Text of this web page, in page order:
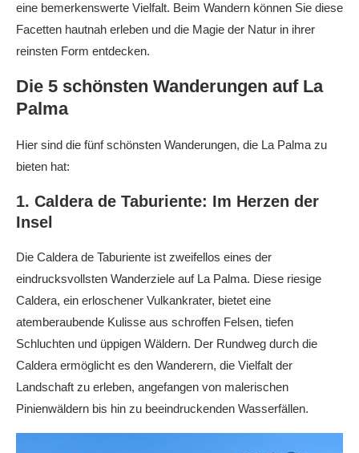
eine bemerkenswerte Vielfalt. Beim Wandern können Sie diese
Facetten hautnah erleben und die Magie der Natur in ihrer
reinsten Form entdecken.
Die 5 schönsten Wanderungen auf La
Palma
Hier sind die fünf schönsten Wanderungen, die La Palma zu
bieten hat:
1. Caldera de Taburiente: Im Herzen der
Insel
Die Caldera de Taburiente ist zweifellos eines der
eindrucksvollsten Wanderziele auf La Palma. Diese riesige
Caldera, ein erloschener Vulkankrater, bietet eine
atemberaubende Kulisse aus schroffen Felsen, tiefen
Schluchten und üppigen Wäldern. Der Rundweg durch die
Caldera ermöglicht es den Wanderern, die Vielfalt der
Landschaft zu erleben, angefangen von malerischen
Pinienwäldern bis hin zu beeindruckenden Wasserfällen.